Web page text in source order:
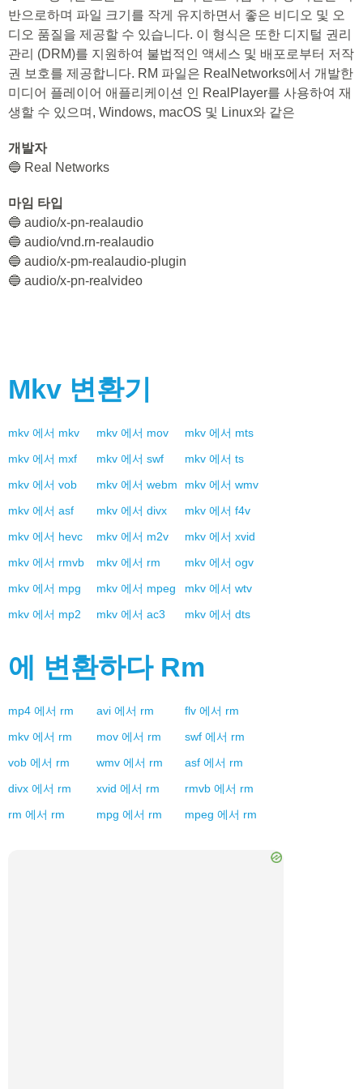
반으로하며 파일 크기를 작게 유지하면서 좋은 비디오 및 오
디오 품질을 제공할 수 있습니다. 이 형식은 또한 디지털 권리
관리 (DRM)를 지원하여 불법적인 액세스 및 배포로부터 저작
권 보호를 제공합니다. RM 파일은 RealNetworks에서 개발한
미디어 플레이어 애플리케이션 인 RealPlayer를 사용하여 재
생할 수 있으며, Windows, macOS 및 Linux와 같은
개발자
🔵 Real Networks
마임 타입
🔵 audio/x-pn-realaudio
🔵 audio/vnd.rn-realaudio
🔵 audio/x-pm-realaudio-plugin
🔵 audio/x-pn-realvideo
Mkv 변환기
mkv 에서 mkv mkv 에서 mov mkv 에서 mts
mkv 에서 mxf mkv 에서 swf mkv 에서 ts
mkv 에서 vob mkv 에서 webm mkv 에서 wmv
mkv 에서 asf mkv 에서 divx mkv 에서 f4v
mkv 에서 hevc mkv 에서 m2v mkv 에서 xvid
mkv 에서 rmvb mkv 에서 rm mkv 에서 ogv
mkv 에서 mpg mkv 에서 mpeg mkv 에서 wtv
mkv 에서 mp2 mkv 에서 ac3 mkv 에서 dts
에 변환하다 Rm
mp4 에서 rm avi 에서 rm flv 에서 rm
mkv 에서 rm mov 에서 rm swf 에서 rm
vob 에서 rm wmv 에서 rm asf 에서 rm
divx 에서 rm xvid 에서 rm rmvb 에서 rm
rm 에서 rm mpg 에서 rm mpeg 에서 rm